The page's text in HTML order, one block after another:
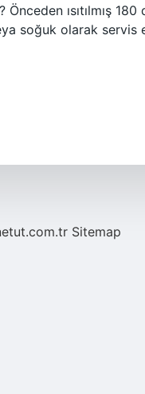
ısıtılmış 180
soğuk olarak servis
Sitemap